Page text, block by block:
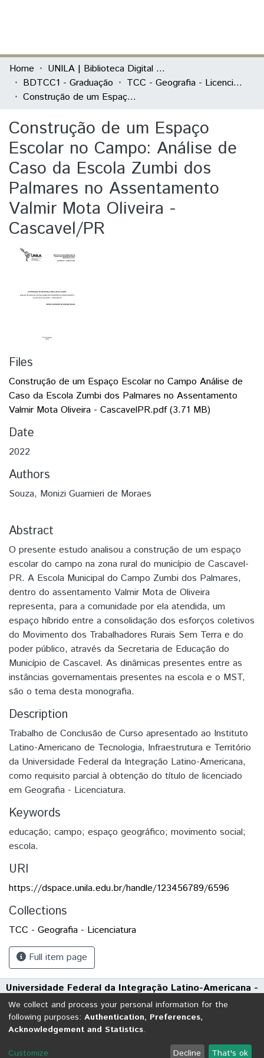
Communities & Collections
All of DSpace
Home
UNILA | Biblioteca Digital de Trabalhos de Conclusão de Curso
BDTCC1 - Graduação
TCC - Geografia - Licenciatura
Construção de um Espaço Escolar no Campo: Análise de Caso da Escola Zumbi dos Palmares no Assentamento Valmir Mota Oliveira - Cascavel/PR
Construção de um Espaço
Escolar no Campo: Análise de
Caso da Escola Zumbi dos
Palmares no Assentamento
Valmir Mota Oliveira -
Cascavel/PR
Files
Construção de um Espaço Escolar no Campo Análise de
Caso da Escola Zumbi dos Palmares no Assentamento
Valmir Mota Oliveira - CascavelPR.pdf(3.71 MB)
Date
2022
Authors
Souza, Monizi Guarnieri de Moraes
Abstract
O presente estudo analisou a construção de um espaço
escolar do campo na zona rural do município de Cascavel-
PR. A Escola Municipal do Campo Zumbi dos Palmares,
dentro do assentamento Valmir Mota de Oliveira
representa, para a comunidade por ela atendida, um
espaço híbrido entre a consolidação dos esforços coletivos
do Movimento dos Trabalhadores Rurais Sem Terra e do
poder público, através da Secretaria de Educação do
Município de Cascavel. As dinâmicas presentes entre as
instâncias governamentais presentes na escola e o MST,
são o tema desta monografia.
Description
Trabalho de Conclusão de Curso apresentado ao Instituto
Latino-Americano de Tecnologia, Infraestrutura e Território
da Universidade Federal da Integração Latino-Americana,
como requisito parcial à obtenção do título de licenciado
em Geografia - Licenciatura.
Keywords
educação; campo; espaço geográfico; movimento social;
escola.
URI
https://dspace.unila.edu.br/handle/123456789/6596
Collections
TCC - Geografia - Licenciatura
Full item page
Universidade Federal da Integração Latino-Americana -
UNILA
Avenida Tarquínio Joslin dos Santos, 1000 - Polo Universitário
CEP: 85870-650 | Foz do Iguaçu - Paraná
DSpace software
copyright © 2002-2026 LYRASIS
We collect and process your personal information for the
following purposes: Authentication, Preferences,
Acknowledgement and Statistics.
Customize Decline That's ok